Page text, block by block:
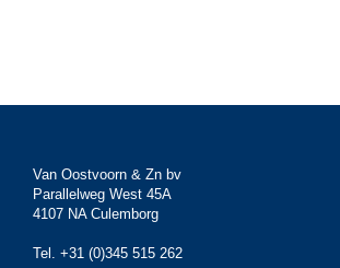
Van Oostvoorn & Zn bv
Parallelweg West 45A
4107 NA Culemborg
Tel. +31 (0)345 515 262